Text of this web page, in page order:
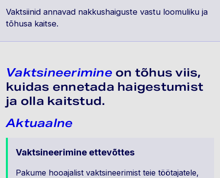
Vaktsiinid annavad nakkushaiguste vastu loomuliku ja
tõhusa kaitse.
Vaktsineerimine on tõhus viis,
kuidas ennetada haigestumist
ja olla kaitstud.
Aktuaalne
Vaktsineerimine ettevõttes
Pakume hooajalist vaktsineerimist teie töötajatele,